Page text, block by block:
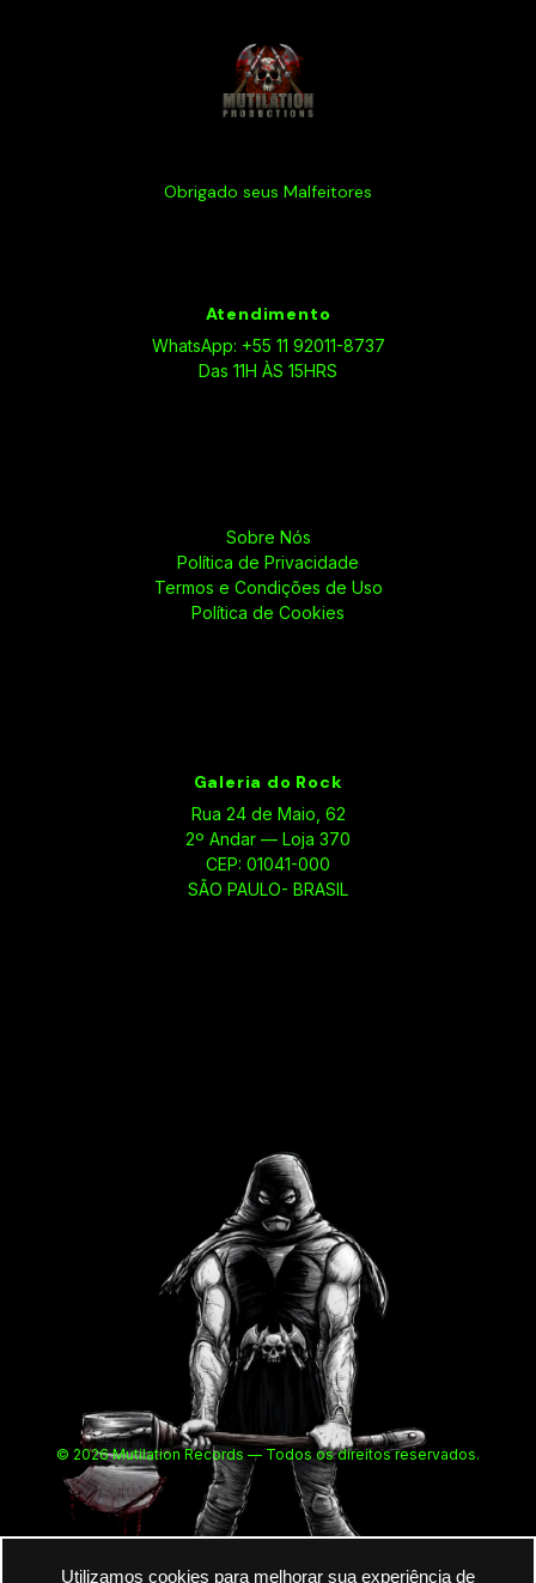
Utilizamos cookies para melhorar sua experiência de
Obrigado seus Malfeitores
Atendimento
WhatsApp: +55 11 92011-8737
Das 11H ÀS 15HRS
Sobre Nós
Política de Privacidade
Termos e Condições de Uso
Política de Cookies
Galeria do Rock
Rua 24 de Maio, 62
2º Andar — Loja 370
CEP: 01041-000
SÃO PAULO- BRASIL
© 2026 Mutilation Records — Todos os direitos reservados.